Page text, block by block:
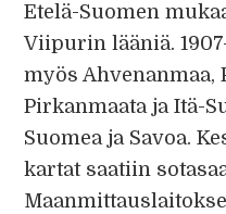
Etelä-Suomen
Viipurin lääniä.
myös Ahvenanmaa,
Pirkanmaata ja Itä-
Suomea ja Savoa.
kartat saatiin